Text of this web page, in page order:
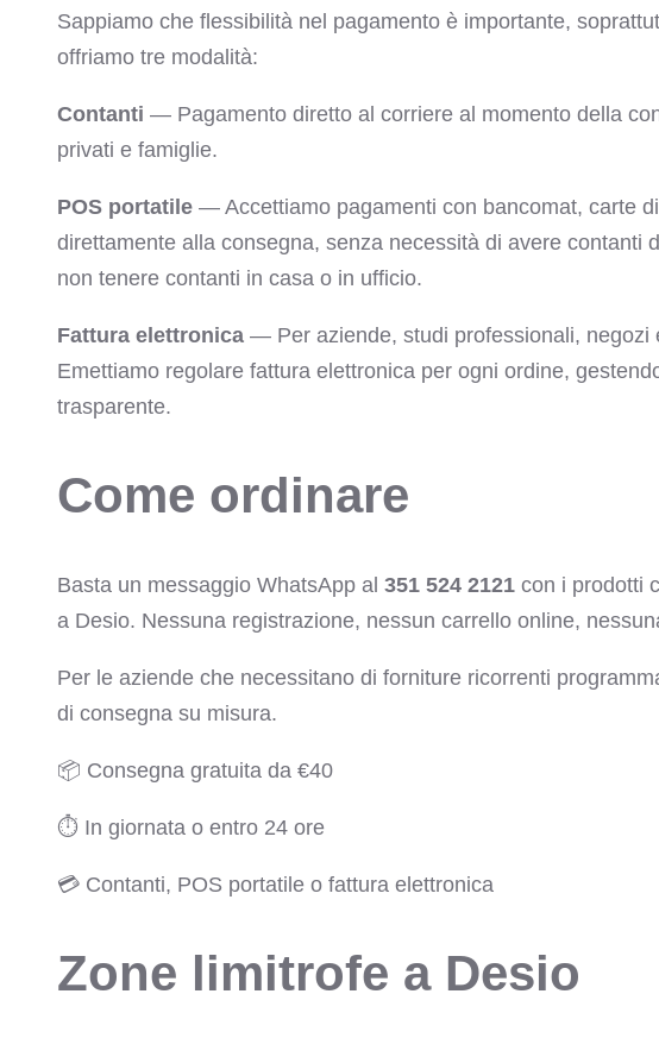
Sappiamo che flessibilità nel pagamento è importante,
offriamo tre modalità:
Contanti — Pagamento diretto al corriere al momento della
privati e famiglie.
POS portatile — Accettiamo pagamenti con bancomat, carte
direttamente alla consegna, senza necessità di avere contanti
non tenere contanti in casa o in ufficio.
Fattura elettronica — Per aziende, studi professionali, negozi
Emettiamo regolare fattura elettronica per ogni ordine,
trasparente.
Come ordinare
Basta un messaggio WhatsApp al 351 524 2121 con i prodotti
a Desio. Nessuna registrazione, nessun carrello online,
Per le aziende che necessitano di forniture ricorrenti
di consegna su misura.
📦 Consegna gratuita da €40
⏱ In giornata o entro 24 ore
💳 Contanti, POS portatile o fattura elettronica
Zone limitrofe a Desio